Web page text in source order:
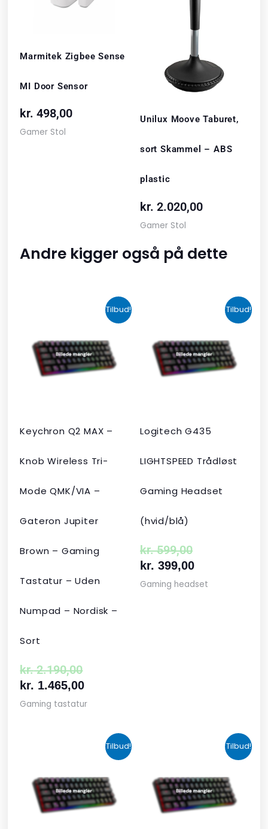
Marmitek Zigbee Sense
MI Door Sensor
kr. 498,00
Gamer Stol
Unilux Moove Taburet,
sort Skammel – ABS
plastic
kr. 2.020,00
Gamer Stol
Andre kigger også på dette
Tilbud!
Keychron Q2 MAX –
Knob Wireless Tri-
Mode QMK/VIA –
Gateron Jupiter
Brown – Gaming
Tastatur – Uden
Numpad – Nordisk –
Sort
kr.2.190,00
oprindelige
pris
var:
kr. 2.190,00.
kr. 1.465,00
Den
aktuelle
pris
er:
kr. 1.465,00.
Gaming tastatur
Tilbud!
Logitech G435
LIGHTSPEED Trådløst
Gaming Headset
(hvid/blå)
kr.599,00
oprindelige
pris
var:
kr. 599,00.
kr. 399,00
aktuelle
pris
er:
kr. 399,00.
Gaming headset
Tilbud!
oprindelige
pris
var:
kr. 424,00.
aktuelle
pris
er:
kr. 349,00.
Tilbud!
oprindelige
pris
var:
kr.
aktuelle
pris
er:
kr. 679,00.